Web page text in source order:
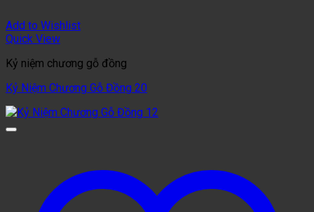
Add to Wishlist
Quick View
Kỷ niệm chương gỗ đồng
Kỷ Niệm Chương Gỗ Đồng 20